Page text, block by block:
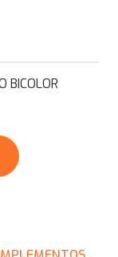
BICOLOR